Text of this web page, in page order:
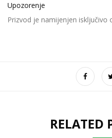
Upozorenje
Prizvod je namijenjen isključivo
RELATED